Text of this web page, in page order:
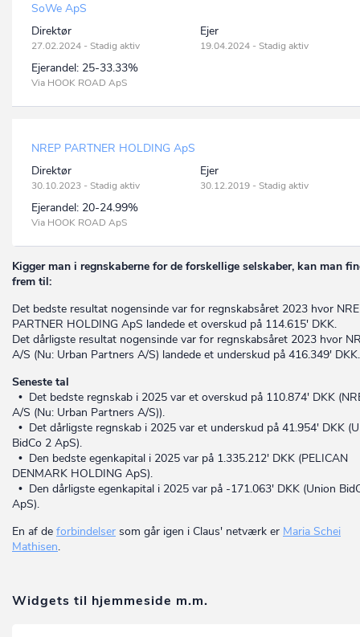
SoWe ApS
Direktør
27.02.2024 - Stadig aktiv
Ejer
19.04.2024 - Stadig aktiv
Ejerandel: 25-33.33%
Via HOOK ROAD ApS
NREP PARTNER HOLDING ApS
Direktør
30.10.2023 - Stadig aktiv
Ejer
30.12.2019 - Stadig aktiv
Ejerandel: 20-24.99%
Via HOOK ROAD ApS
Kigger man i regnskaberne for de forskellige selskaber, kan man
frem til:
Det bedste resultat nogensinde var for regnskabsåret 2023 hvor
PARTNER HOLDING ApS landede et overskud på 114.615' DKK.
Det dårligste resultat nogensinde var for regnskabsåret 2023 hvor
A/S (Nu: Urban Partners A/S) landede et underskud på 416.349' DKK.
Seneste tal
• Det bedste regnskab i 2025 var et overskud på 110.874' DKK
A/S (Nu: Urban Partners A/S)).
• Det dårligste regnskab i 2025 var et underskud på 41.954' DKK
BidCo 2 ApS).
• Den bedste egenkapital i 2025 var på 1.335.212' DKK (PELICAN
DENMARK HOLDING ApS).
• Den dårligste egenkapital i 2025 var på -171.063' DKK (Union
ApS).
En af de forbindelser som går igen i Claus' netværk er Maria Schei
Mathisen.
Widgets til hjemmeside m.m.